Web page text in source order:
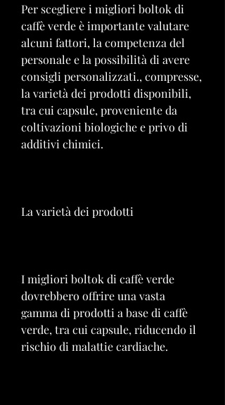
Per scegliere i migliori boltok di
caffè verde è importante valutare
alcuni fattori, la competenza del
personale e la possibilità di avere
consigli personalizzati., compresse,
la varietà dei prodotti disponibili,
tra cui capsule, proveniente da
coltivazioni biologiche e privo di
additivi chimici.
La varietà dei prodotti
I migliori boltok di caffè verde
dovrebbero offrire una vasta
gamma di prodotti a base di caffè
verde, tra cui capsule, riducendo il
rischio di malattie cardiache.